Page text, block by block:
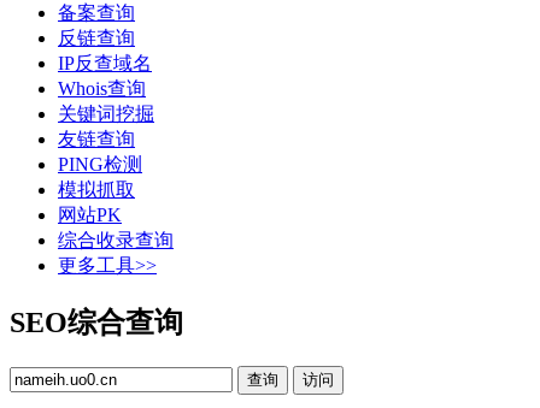
备案查询
反链查询
IP反查域名
Whois查询
关键词挖掘
友链查询
PING检测
模拟抓取
网站PK
综合收录查询
更多工具>>
SEO综合查询